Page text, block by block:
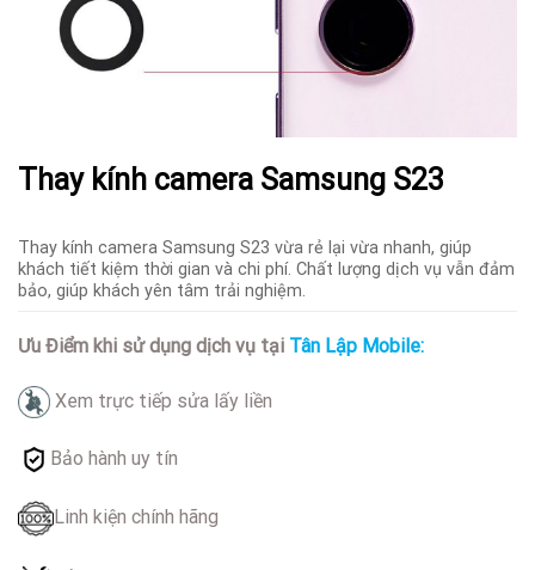
Thay kính camera Samsung S23
Thay kính camera Samsung S23 vừa rẻ lại vừa nhanh, giúp
khách tiết kiệm thời gian và chi phí. Chất lượng dịch vụ vẫn đảm
bảo, giúp khách yên tâm trải nghiệm.
Ưu Điểm khi sử dụng dịch vụ tại Tân Lập Mobile:
Xem trực tiếp sửa lấy liền
Bảo hành uy tín
Linh kiện chính hãng